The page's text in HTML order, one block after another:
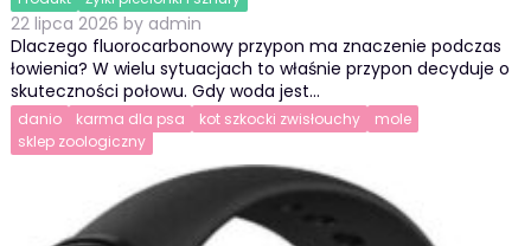
22 lipca 2026 by admin
Dlaczego fluorocarbonowy przypon ma znaczenie podczas
łowienia? W wielu sytuacjach to właśnie przypon decyduje o
skuteczności połowu. Gdy woda jest…
danio karma dla psa kot szkocki zwisłouchy
mole
sklep zoologiczny